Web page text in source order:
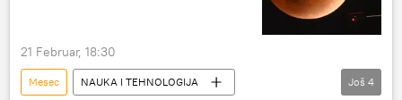
21 Februar, 18:30
Mesec
NAUKA I TEHNOLOGIJA
Još 4